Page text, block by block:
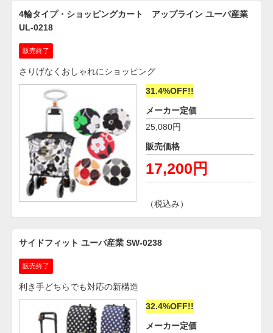
4輪タイプ・ショッピングカート アップライン ユーバ産業
UL-0218
販売終了
さりげなくおしゃれにショッピング
31.4%OFF!!
メーカー定価
25,080円
販売価格
17,200円
（税込み）
サイドフィット ユーバ産業 SW-0238
販売終了
利き手どちらでも対応の新構造
32.4%OFF!!
メーカー定価